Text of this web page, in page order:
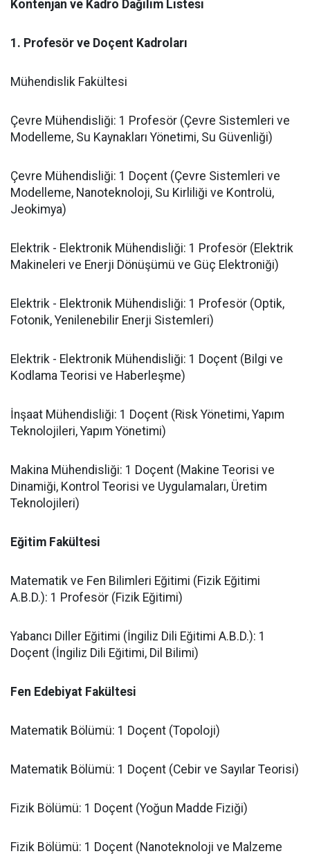
Kontenjan ve Kadro Dağılım Listesi
​1. Profesör ve Doçent Kadroları
​Mühendislik Fakültesi
​Çevre Mühendisliği: 1 Profesör (Çevre Sistemleri ve
Modelleme, Su Kaynakları Yönetimi, Su Güvenliği)
​Çevre Mühendisliği: 1 Doçent (Çevre Sistemleri ve
Modelleme, Nanoteknoloji, Su Kirliliği ve Kontrolü,
Jeokimya)
​Elektrik - Elektronik Mühendisliği: 1 Profesör (Elektrik
Makineleri ve Enerji Dönüşümü ve Güç Elektroniği)
​Elektrik - Elektronik Mühendisliği: 1 Profesör (Optik,
Fotonik, Yenilenebilir Enerji Sistemleri)
​Elektrik - Elektronik Mühendisliği: 1 Doçent (Bilgi ve
Kodlama Teorisi ve Haberleşme)
​İnşaat Mühendisliği: 1 Doçent (Risk Yönetimi, Yapım
Teknolojileri, Yapım Yönetimi)
​Makina Mühendisliği: 1 Doçent (Makine Teorisi ve
Dinamiği, Kontrol Teorisi ve Uygulamaları, Üretim
Teknolojileri)
​Eğitim Fakültesi
​Matematik ve Fen Bilimleri Eğitimi (Fizik Eğitimi
A.B.D.): 1 Profesör (Fizik Eğitimi)
​Yabancı Diller Eğitimi (İngiliz Dili Eğitimi A.B.D.): 1
Doçent (İngiliz Dili Eğitimi, Dil Bilimi)
Fen Edebiyat Fakültesi
​Matematik Bölümü: 1 Doçent (Topoloji)
​Matematik Bölümü: 1 Doçent (Cebir ve Sayılar Teorisi)
​Fizik Bölümü: 1 Doçent (Yoğun Madde Fiziği)
​Fizik Bölümü: 1 Doçent (Nanoteknoloji ve Malzeme